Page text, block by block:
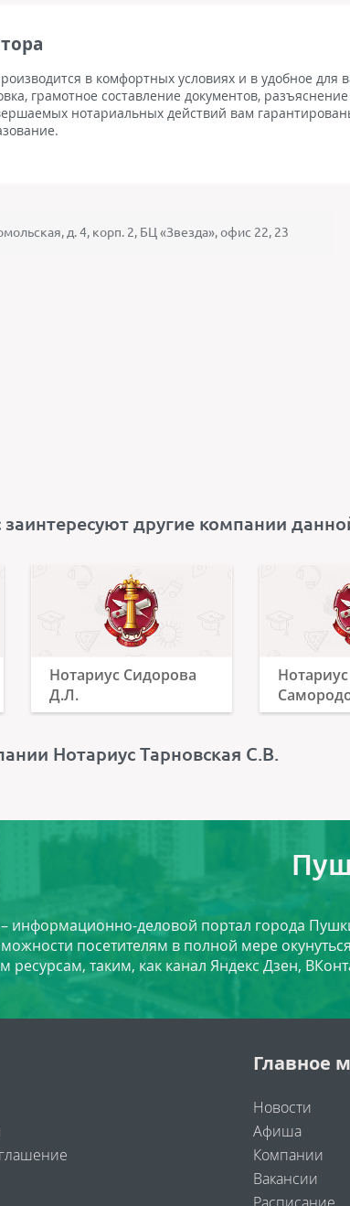
в комфортных условиях и в удобное для
грамотное составление документов,
нотариальных действий вам
д. 4, корп. 2, БЦ «Звезда», офис 22, 23
другие компании
Нотариус Сидорова
Д.Л.
Нотариус
Нотариус Тарновская С.В.
информационно-деловой портал города
посетителям в полной мере
ресурсам, таким, как канал Яндекс Дзен,
Главное
Новости
Афиша
Компании
Вакансии